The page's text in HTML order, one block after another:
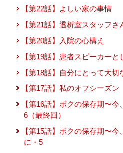
【第22話】よしい家の事情
【第21話】透析室スタッフさ
【第20話】入院の心構え
【第19話】患者スピーカーと
【第18話】自分にとって大切
【第17話】私のオフシーズン
【第16話】ボクの保存期〜
6（最終回）
【第15話】ボクの保存期〜
に・5